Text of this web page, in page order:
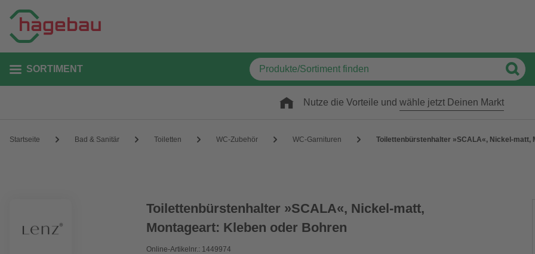
SORTIMENT
Nutze die Vorteile und wähle jetzt Deinen Markt
Startseite Bad & Sanitär Toiletten WC-Zubehör WC-Garnituren Toilettenbürstenhalter »SCALA«, Nickel-matt,
Toilettenbürstenhalter »SCALA«, Nickel-matt,
Montageart: Kleben oder Bohren
Online-Artikelnr.: 1449974